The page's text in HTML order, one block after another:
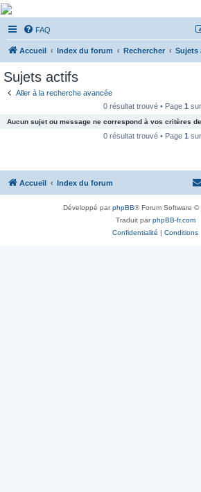
De Musicae Militari -
Forums
Forums de discussions
FAQ
Accueil Index du forum Rechercher Sujets
Sujets actifs
Aller à la recherche avancée
0 résultat trouvé • Page 1 sur
Aucun sujet ou message ne correspond à vos critères
0 résultat trouvé • Page 1 sur
Accueil Index du forum
Développé parphpBB® Forum Software ©
Traduit parphpBB-fr.com
Confidentialité | Conditions